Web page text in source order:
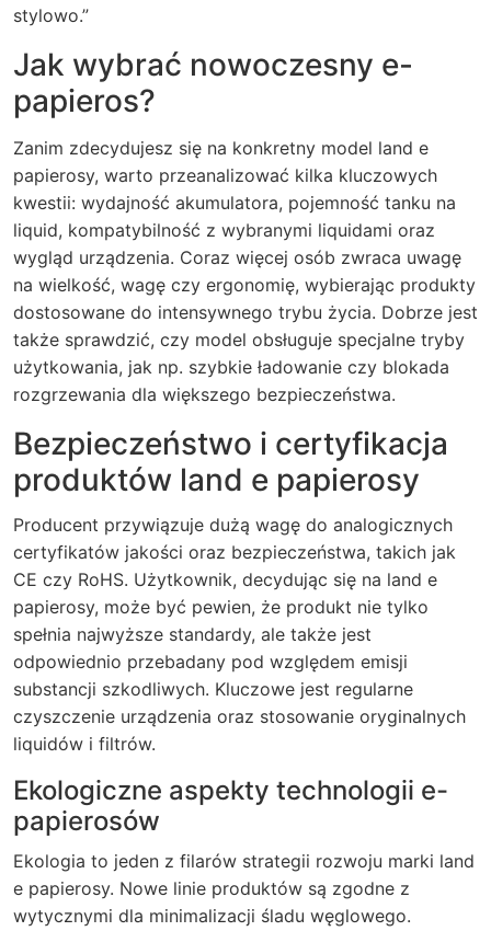
stylowo.”
Jak wybrać nowoczesny e-
papieros?
Zanim zdecydujesz się na konkretny model land e
papierosy, warto przeanalizować kilka kluczowych
kwestii: wydajność akumulatora, pojemność tanku na
liquid, kompatybilność z wybranymi liquidami oraz
wygląd urządzenia. Coraz więcej osób zwraca uwagę
na wielkość, wagę czy ergonomię, wybierając produkty
dostosowane do intensywnego trybu życia. Dobrze jest
także sprawdzić, czy model obsługuje specjalne tryby
użytkowania, jak np. szybkie ładowanie czy blokada
rozgrzewania dla większego bezpieczeństwa.
Bezpieczeństwo i certyfikacja
produktów land e papierosy
Producent przywiązuje dużą wagę do analogicznych
certyfikatów jakości oraz bezpieczeństwa, takich jak
CE czy RoHS. Użytkownik, decydując się na land e
papierosy, może być pewien, że produkt nie tylko
spełnia najwyższe standardy, ale także jest
odpowiednio przebadany pod względem emisji
substancji szkodliwych. Kluczowe jest regularne
czyszczenie urządzenia oraz stosowanie oryginalnych
liquidów i filtrów.
Ekologiczne aspekty technologii e-
papierosów
Ekologia to jeden z filarów strategii rozwoju marki land
e papierosy. Nowe linie produktów są zgodne z
wytycznymi dla minimalizacji śladu węglowego.